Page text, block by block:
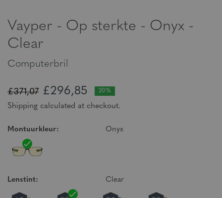
Vayper - Op sterkte - Onyx -
Clear
Computerbril
£371,07 £296,85 20%
Shipping calculated at checkout.
Montuurkleur: Onyx
Lenstint: Clear